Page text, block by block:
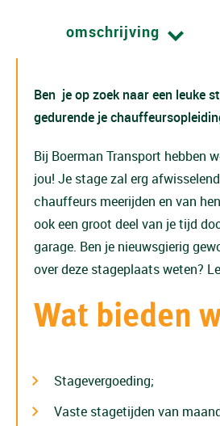
omschrijving
Ben je op zoek naar een leuke
gedurende je
Bij Boerman Transport hebben
jou! Je stage zal erg
chauffeurs meerijden en van
ook een groot deel van je tijd
garage. Ben je nieuwsgierig
over deze stageplaats weten?
Wat bieden
Stagevergoeding;
Vaste stagetijden van